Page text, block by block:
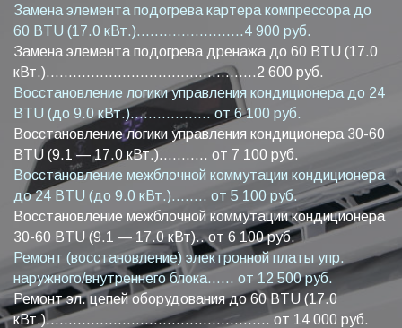
Замена элемента подогрева картера компрессора до
60 BTU (17.0 кВт.)........................4 900 руб.
Замена элемента подогрева дренажа до 60 BTU (17.0
кВт.)...............................................2 600 руб.
Восстановление логики управления кондиционера до 24
BTU (до 9.0 кВт.).................. от 6 100 руб.
Восстановление логики управления кондиционера 30-60
BTU (9.1 — 17.0 кВт.)........... от 7 100 руб.
Восстановление межблочной коммутации кондиционера
до 24 BTU (до 9.0 кВт.)........ от 5 100 руб.
Восстановление межблочной коммутации кондиционера
30-60 BTU (9.1 — 17.0 кВт).. от 6 100 руб.
Ремонт (восстановление) электронной платы упр.
наружного/внутреннего блока...... от 12 500 руб.
Ремонт эл. цепей оборудования до 60 BTU (17.0
кВт.).................................................. от 14 000 руб.